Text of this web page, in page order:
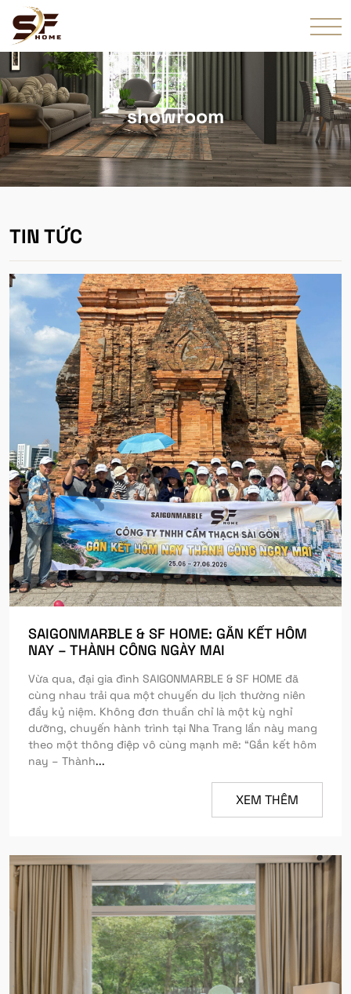
showroom
TIN TỨC
SAIGONMARBLE & SF HOME: GẮN KẾT HÔM
NAY – THÀNH CÔNG NGÀY MAI
Vừa qua, đại gia đình SAIGONMARBLE & SF HOME đã
cùng nhau trải qua một chuyến du lịch thường niên
đầy kỷ niệm. Không đơn thuần chỉ là một kỳ nghỉ
dưỡng, chuyến hành trình tại Nha Trang lần này mang
theo một thông điệp vô cùng mạnh mẽ: “Gắn kết hôm
nay – Thành...
XEM THÊM